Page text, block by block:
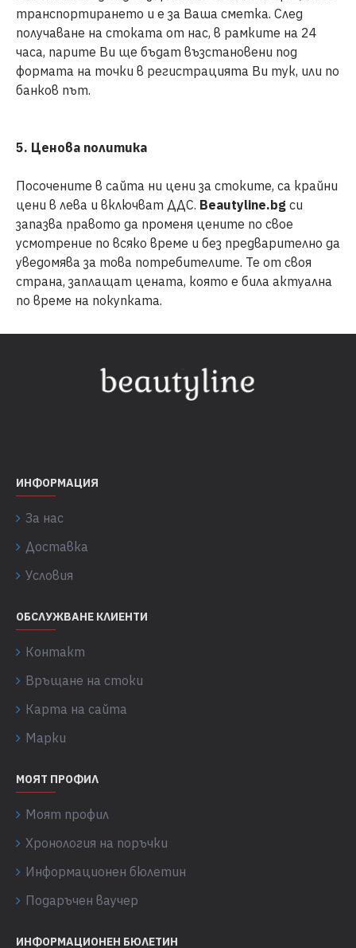
транспортирането и е за Ваша сметка. След
получаване на стоката от нас, в рамките на 24
часа, парите Ви ще бъдат възстановени под
формата на точки в регистрацията Ви тук, или по
банков път.
5. Ценова политика
Посочените в сайта ни цени за стоките, са крайни
цени в лева и включват ДДС. Beautyline.bg си
запазва правото да променя цените по свое
усмотрение по всяко време и без предварително да
уведомява за това потребителите. Те от своя
страна, заплащат цената, която е била актуална
по време на покупката.
ИНФОРМАЦИЯ
За нас
Доставка
Условия
ОБСЛУЖВАНЕ КЛИЕНТИ
Контакт
Връщане на стоки
Карта на сайта
Марки
МОЯТ ПРОФИЛ
Моят профил
Хронология на поръчки
Информационен бюлетин
Подаръчен ваучер
ИНФОРМАЦИОНЕН БЮЛЕТИН